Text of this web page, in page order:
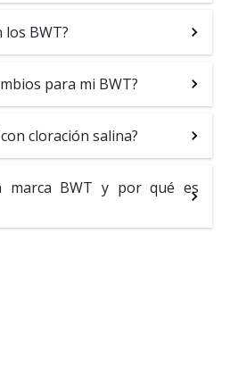
BWT?
para mi BWT?
cloración salina?
marca BWT y por qué es